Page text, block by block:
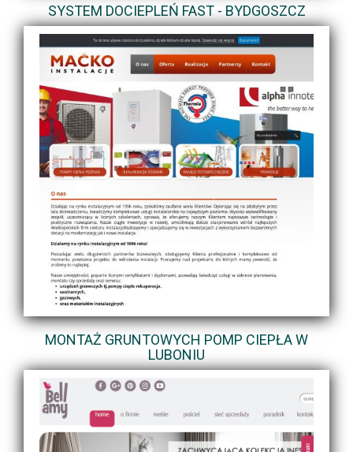
SYSTEM DOCIEPLEŃ FAST - BYDGOSZCZ
MONTAŻ GRUNTOWYCH POMP CIEPŁA W
LUBONIU